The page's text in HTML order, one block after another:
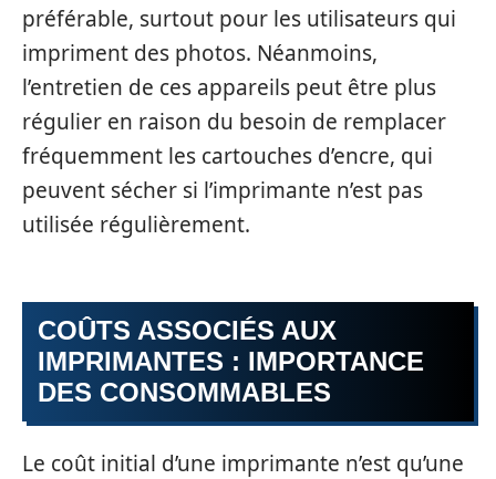
préférable, surtout pour les utilisateurs qui
impriment des photos. Néanmoins,
l’entretien de ces appareils peut être plus
régulier en raison du besoin de remplacer
fréquemment les cartouches d’encre, qui
peuvent sécher si l’imprimante n’est pas
utilisée régulièrement.
COÛTS ASSOCIÉS AUX
IMPRIMANTES : IMPORTANCE
DES CONSOMMABLES
Le coût initial d’une imprimante n’est qu’une